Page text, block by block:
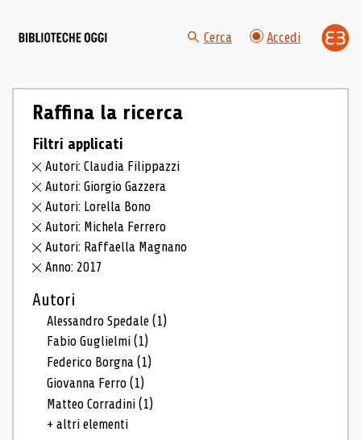
Cerca Accedi
Raffina la ricerca
Filtri applicati
Autori: Claudia Filippazzi
Autori: Giorgio Gazzera
Autori: Lorella Bono
Autori: Michela Ferrero
Autori: Raffaella Magnano
Anno: 2017
Autori
Alessandro Spedale(1)
Fabio Guglielmi(1)
Federico Borgna(1)
Giovanna Ferro(1)
Matteo Corradini(1)
+ altri elementi